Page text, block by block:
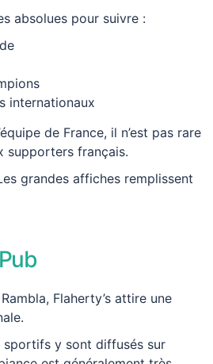
absolues pour suivre :
internationaux
de France, il n’est pas rare
supporters français.
grandes affiches remplissent
Flaherty’s attire une
sportifs y sont diffusés sur